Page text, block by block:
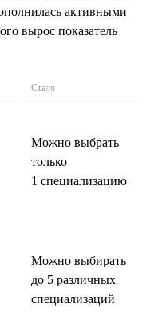
активными
вырос показатель
Стало
Можно выбрать
только
1 специализацию
Можно выбирать
до 5 различных
специализаций